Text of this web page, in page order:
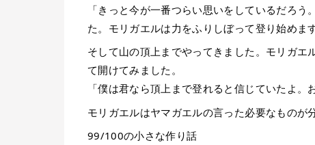
「きっと今が一番つらい思いをしているだろ
た。モリガエルは力をふりしぼって登り始めます
そして山の頂上までやってきました。モリガ
て開けてみました。
「僕は君なら頂上まで登れると信じていたよ
モリガエルはヤマガエルの言った必要なものが
99/100の小さな作り話